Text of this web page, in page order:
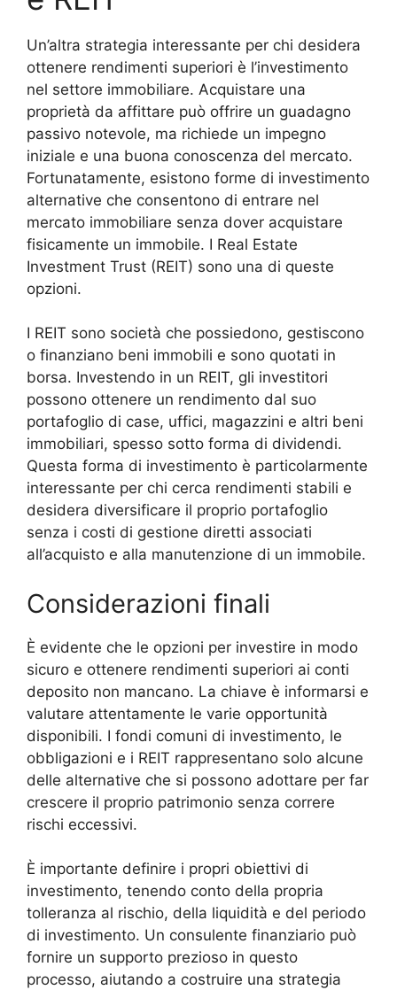
Un’altra strategia interessante per chi desidera
ottenere rendimenti superiori è l’investimento
nel settore immobiliare. Acquistare una
proprietà da affittare può offrire un guadagno
passivo notevole, ma richiede un impegno
iniziale e una buona conoscenza del mercato.
Fortunatamente, esistono forme di investimento
alternative che consentono di entrare nel
mercato immobiliare senza dover acquistare
fisicamente un immobile. I Real Estate
Investment Trust (REIT) sono una di queste
opzioni.
I REIT sono società che possiedono, gestiscono
o finanziano beni immobili e sono quotati in
borsa. Investendo in un REIT, gli investitori
possono ottenere un rendimento dal suo
portafoglio di case, uffici, magazzini e altri beni
immobiliari, spesso sotto forma di dividendi.
Questa forma di investimento è particolarmente
interessante per chi cerca rendimenti stabili e
desidera diversificare il proprio portafoglio
senza i costi di gestione diretti associati
all’acquisto e alla manutenzione di un immobile.
Considerazioni finali
È evidente che le opzioni per investire in modo
sicuro e ottenere rendimenti superiori ai conti
deposito non mancano. La chiave è informarsi e
valutare attentamente le varie opportunità
disponibili. I fondi comuni di investimento, le
obbligazioni e i REIT rappresentano solo alcune
delle alternative che si possono adottare per far
crescere il proprio patrimonio senza correre
rischi eccessivi.
È importante definire i propri obiettivi di
investimento, tenendo conto della propria
tolleranza al rischio, della liquidità e del periodo
di investimento. Un consulente finanziario può
fornire un supporto prezioso in questo
processo, aiutando a costruire una strategia